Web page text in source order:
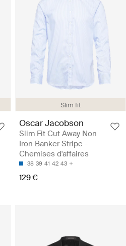
Slim fit
Oscar Jacobson
Slim Fit Cut Away Non
Iron Banker Stripe -
Chemises d'affaires
38 39 41 42 43
129 €